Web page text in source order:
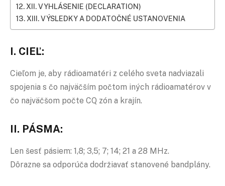
XII. VYHLÁSENIE (DECLARATION)
XIII. VÝSLEDKY A DODATOČNÉ USTANOVENIA
I. CIEĽ:
Cieľom je, aby rádioamatéri z celého sveta nadviazali
spojenia s čo najväčším počtom iných rádioamatérov v
čo najväčšom počte CQ zón a krajín.
II. PÁSMA:
Len šesť pásiem: 1,8; 3,5; 7; 14; 21 a 28 MHz.
Dôrazne sa odporúča dodržiavať stanovené bandplány.